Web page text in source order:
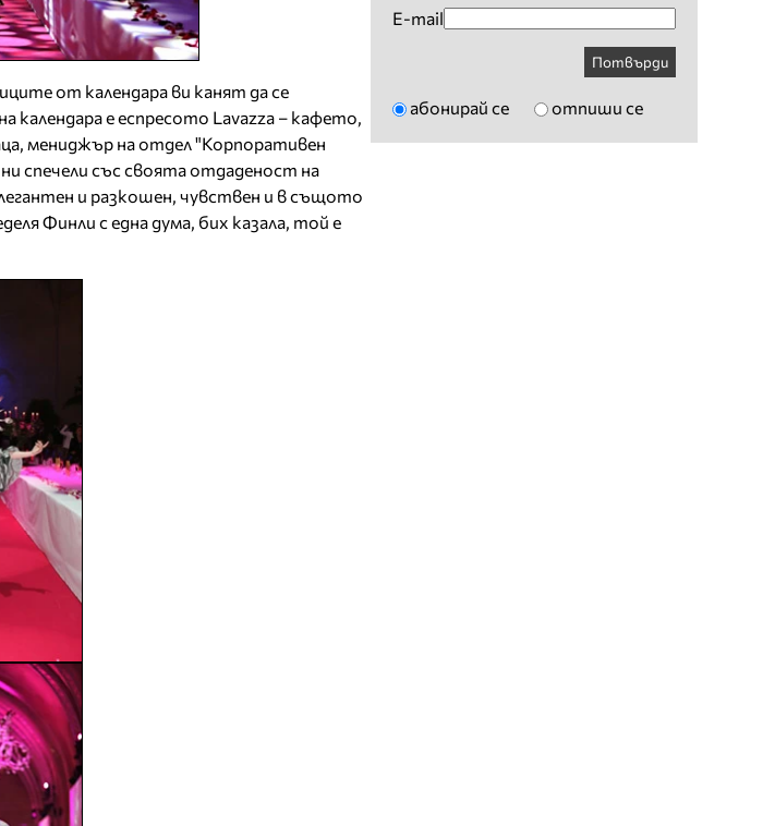
от календара ви канят да се
календара е еспресото Lavazza – кафето,
мениджър на отдел "Корпоративен
спечели със своята отдаденост на
и разкошен, чувствен и в същото
Финли с една дума, бих казала, той е
E-mail
Потвърди
абонирай се отпиши се